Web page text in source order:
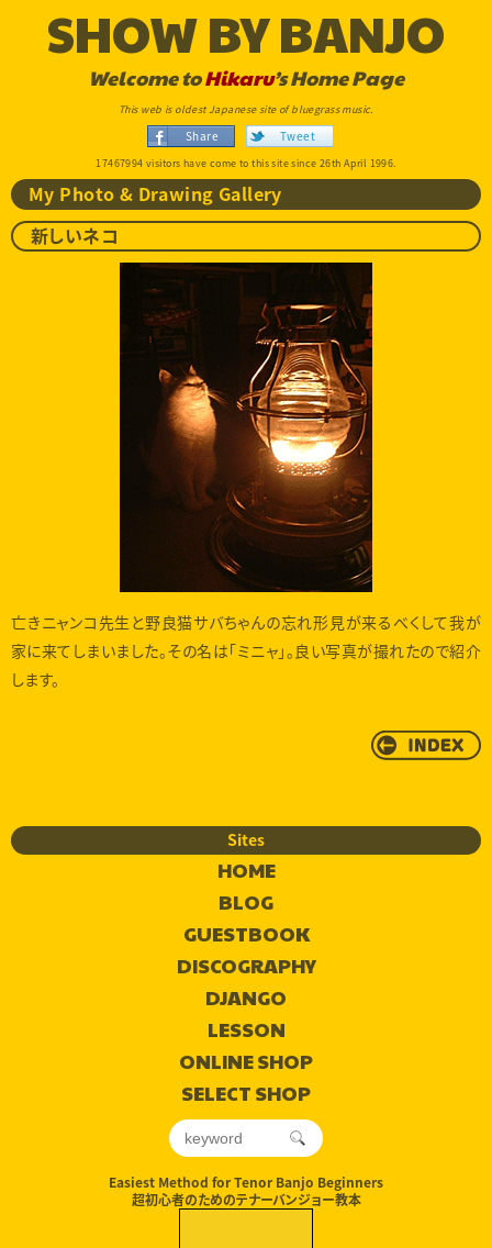
SHOW BY BANJO
Welcome toHikaru’s Home Page
This web is oldest Japanese site of bluegrass music.
Share Tweet
17467994 visitors have come to this site since 26th April 1996.
My Photo & Drawing Gallery
新しいネコ
亡きニャンコ先生と野良猫サバちゃんの忘れ形見が来るべくして我が
家に来てしまいました。その名は「ミニャ」。良い写真が撮れたので紹介
します。
Sites
HOME
BLOG
GUESTBOOK
DISCOGRAPHY
DJANGO
LESSON
ONLINE SHOP
SELECT SHOP
Easiest Method for Tenor Banjo Beginners
超初心者のためのテナーバンジョー教本